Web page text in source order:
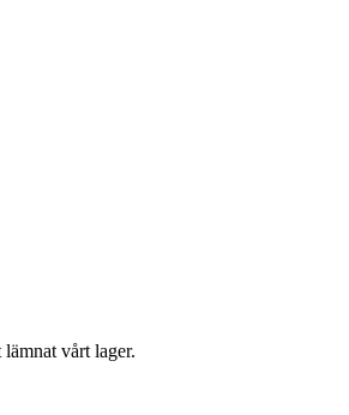
vårt lager.